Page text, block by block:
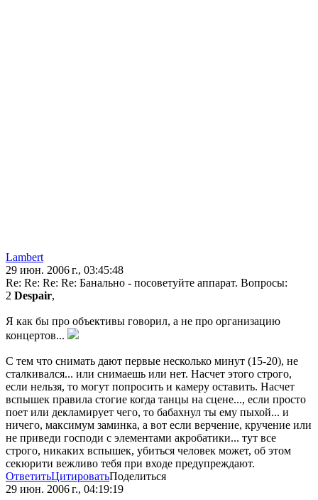
Lambert
29 июн. 2006 г., 03:45:48
Re: Re: Re: Re: Банально - посоветуйте аппарат. Вопросы:
2 Despair,
Я как бы про объективы говорил, а не про организацию
концертов...
С тем что снимать дают первые несколько минут (15-20), не
сталкивался... или снимаешь или нет. Насчет этого строго,
если нельзя, то могут попросить и камеру оставить. Насчет
вспышек правила стогие когда танцы на сцене..., если просто
поет или декламирует чего, то бабахнул ты ему пыхой... и
ничего, максимум заминка, а вот если верчение, кручение или
не приведи господи с элементами акробатики... тут все
строго, никаких вспышек, убиться человек может, об этом
секюрити вежливо тебя при входе предупреждают.
ОтветитьЦитироватьПоделиться
29 июн. 2006 г., 04:19:19